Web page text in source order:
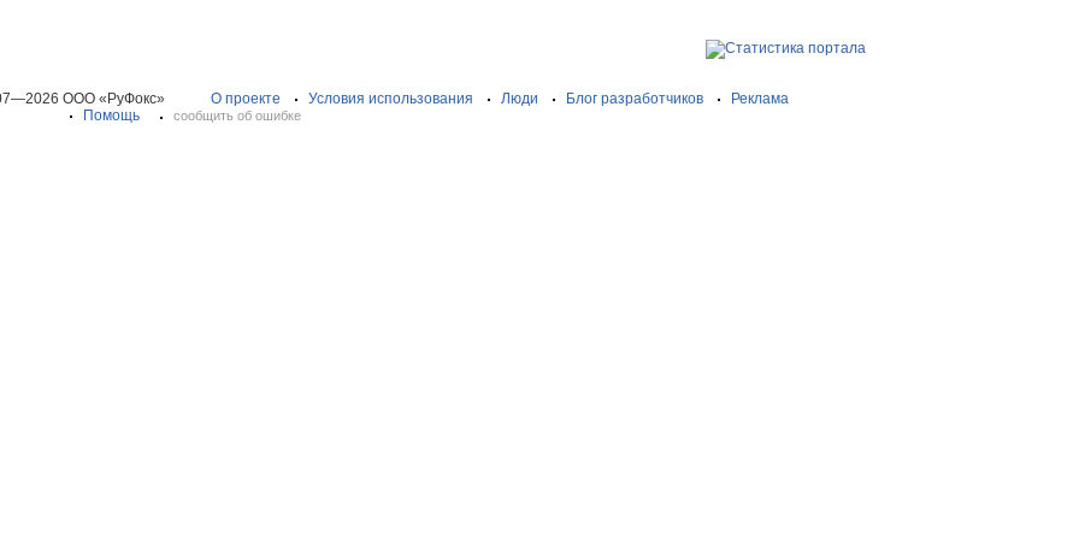
ООО «РуФокс» О проекте Условия использования Люди Блог разработчиков
Реклама
Помощь
сообщить об ошибке